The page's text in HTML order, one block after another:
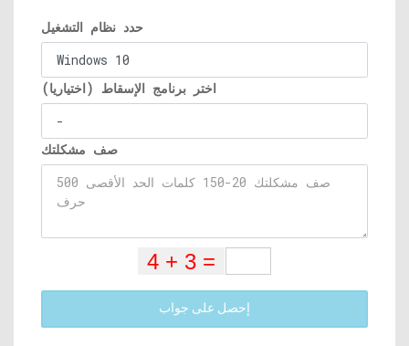
حدد نظام التشغيل
اختر برنامج الإسقاط (اختياريا)
صف مشكلتك
إحصل على جواب